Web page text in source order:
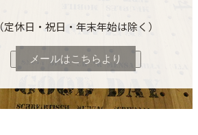
（定休日・祝日・年末年始は除く）
メールはこちらより